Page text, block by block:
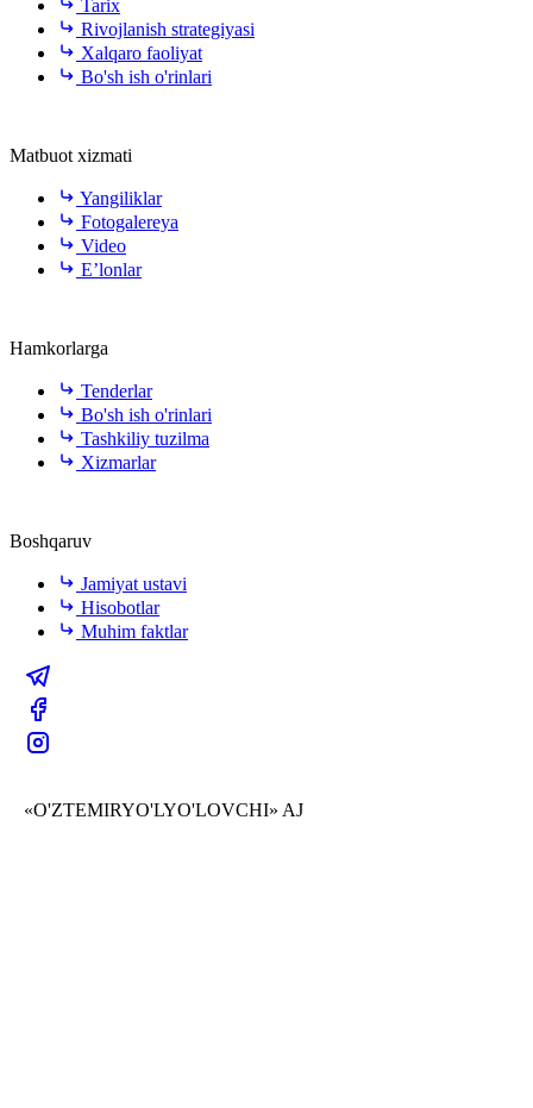
Tarix
Rivojlanish strategiyasi
Xalqaro faoliyat
Bo'sh ish o'rinlari
Matbuot xizmati
Yangiliklar
Fotogalereya
Video
E’lonlar
Hamkorlarga
Tenderlar
Bo'sh ish o'rinlari
Tashkiliy tuzilma
Xizmarlar
Boshqaruv
Jamiyat ustavi
Hisobotlar
Muhim faktlar
«O'ZTEMIRYO'LYO'LOVCHI» AJ